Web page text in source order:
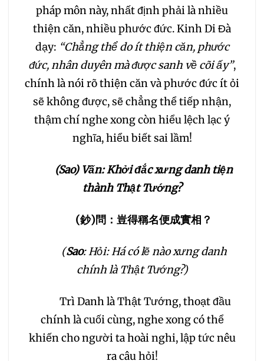
pháp môn này, nhất định phải là nhiều
thiện căn, nhiều phước đức. Kinh Di Đà
dạy: “Chẳng thể do ít thiện căn, phước
đức, nhân duyên mà được sanh về cõi ấy”,
chính là nói rõ thiện căn và phước đức ít ỏi
sẽ không được, sẽ chẳng thể tiếp nhận,
thậm chí nghe xong còn hiểu lệch lạc ý
nghĩa, hiểu biết sai lầm!
(Sao) Vấn: Khởi đắc xưng danh tiện
thành Thật Tướng?
(鈔)問：豈得稱名便成實相？
(Sao: Hỏi: Há có lẽ nào xưng danh
chính là Thật Tướng?)
Trì Danh là Thật Tướng, thoạt đầu
chính là cuối cùng, nghe xong có thể
khiến cho người ta hoài nghi, lập tức nêu
ra câu hỏi!